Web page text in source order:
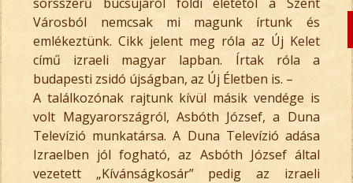
Városból nemcsak mi magunk írtunk és
emlékeztünk. Cikk jelent meg róla az Új Kelet
című izraeli magyar lapban. Írtak róla a
budapesti zsidó újságban, az Új Életben is. –
A találkozónak rajtunk kívül másik vendége is
volt Magyarországról, Asbóth József, a Duna
Televízió munkatársa. A Duna Televízió adása
Izraelben jól fogható, az Asbóth József által
vezetett „Kívánságkosár” pedig az izraeli